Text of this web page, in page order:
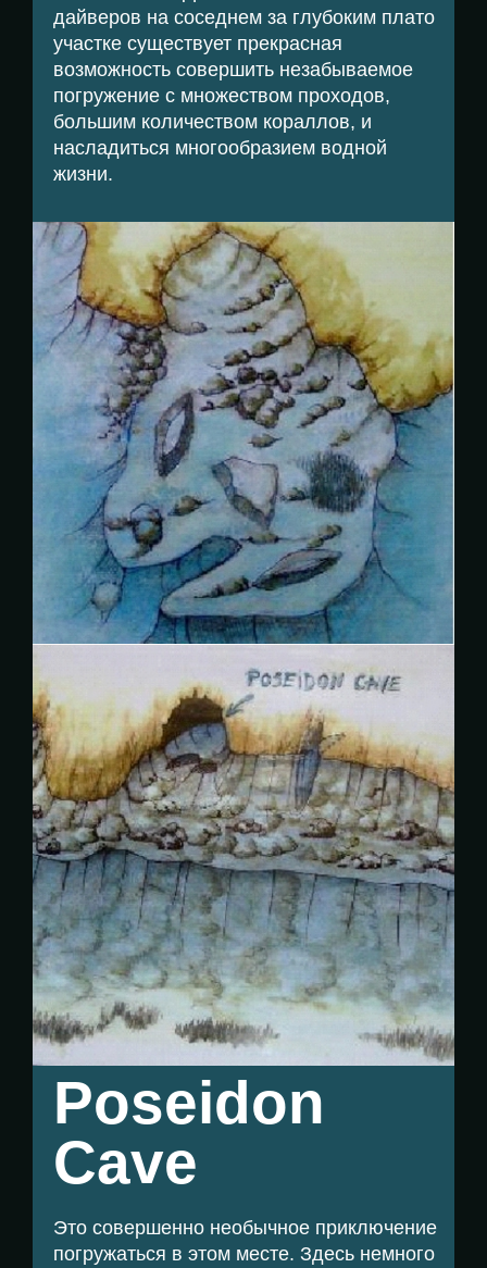
дайверов на соседнем за глубоким плато
участке существует прекрасная
возможность совершить незабываемое
погружение с множеством проходов,
большим количеством кораллов, и
насладиться многообразием водной
жизни.
Poseidon
Cave
Это совершенно необычное приключение
погружаться в этом месте. Здесь немного